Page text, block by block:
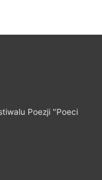
Poezji "Poeci